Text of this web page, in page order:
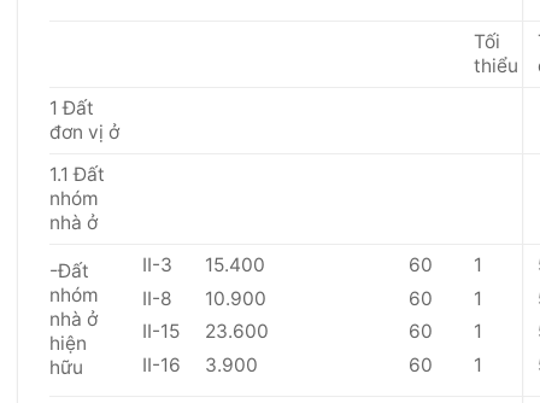
Tối
thiểu
1 Đất
đơn vị ở
1.1 Đất
nhóm
nhà ở
-Đất
nhóm
nhà ở
hiện
hữu
II-3
II-8
II-15
II-16
15.400
10.900
23.600
3.900
60
60
60
60
1
1
1
1